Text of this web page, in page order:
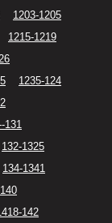
1203-1205
1215-1219
1235-124
131
132-1325
134-1341
142